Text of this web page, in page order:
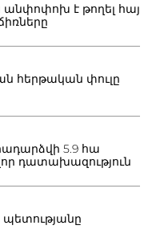
է թողել հայ
հերթական փուլը
5.9 հա
դատախազություն
պետությանը